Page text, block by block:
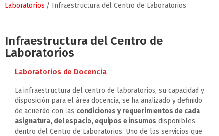
Laboratorios / Infraestructura del Centro de Laboratorios
Infraestructura del Centro de
Laboratorios
Laboratorios de Docencia
La infraestructura del centro de laboratorios, su capacidad y
disposición para el área docencia, se ha analizado y definido
de acuerdo con las condiciones y requerimientos de cada
asignatura, del espacio, equipos e insumos disponibles
dentro del Centro de Laboratorios. Uno de los servicios que